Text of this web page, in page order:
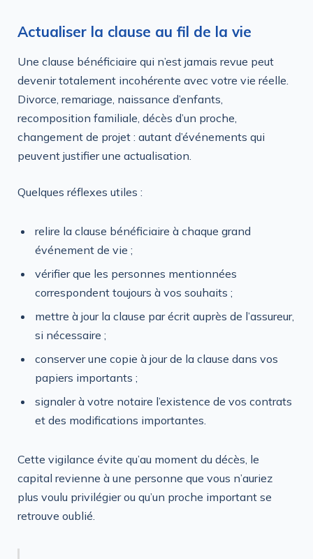
Actualiser la clause au fil de la vie
Une clause bénéficiaire qui n’est jamais revue peut
devenir totalement incohérente avec votre vie réelle.
Divorce, remariage, naissance d’enfants,
recomposition familiale, décès d’un proche,
changement de projet : autant d’événements qui
peuvent justifier une actualisation.
Quelques réflexes utiles :
relire la clause bénéficiaire à chaque grand
événement de vie ;
vérifier que les personnes mentionnées
correspondent toujours à vos souhaits ;
mettre à jour la clause par écrit auprès de l’assureur,
si nécessaire ;
conserver une copie à jour de la clause dans vos
papiers importants ;
signaler à votre notaire l’existence de vos contrats
et des modifications importantes.
Cette vigilance évite qu’au moment du décès, le
capital revienne à une personne que vous n’auriez
plus voulu privilégier ou qu’un proche important se
retrouve oublié.